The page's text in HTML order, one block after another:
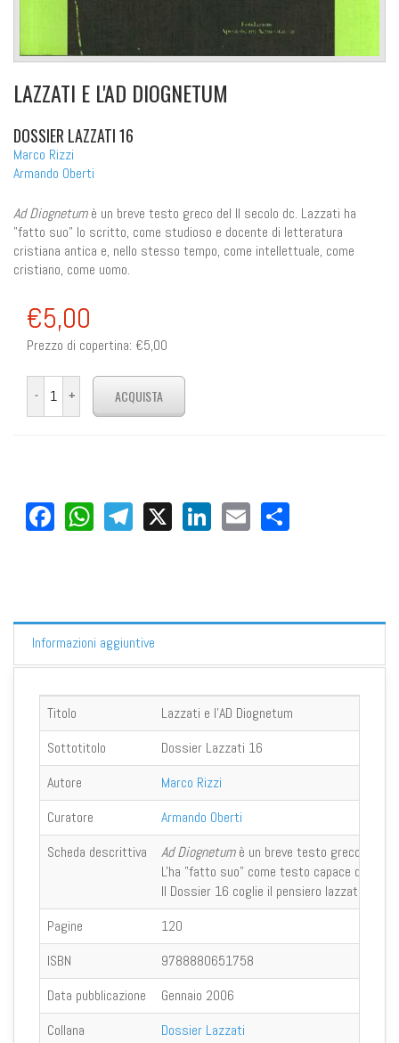
LAZZATI E L'AD DIOGNETUM
DOSSIER LAZZATI 16
Marco Rizzi
Armando Oberti
Ad Diognetumè un breve testo greco del II secolo dc. Lazzati ha
"fatto suo" lo scritto, come studioso e docente di letteratura
cristiana antica e, nello stesso tempo, come intellettuale, come
cristiano, come uomo.
€5,00
Prezzo di copertina: €5,00
Facebook
WhatsApp
Telegram
X LinkedIn
Email
Informazioni aggiuntive
Titolo
Lazzati e l'AD Diognetum
Sottotitolo
Dossier Lazzati 16
Autore
Marco Rizzi
Curatore
Armando Oberti
Scheda descrittiva
Ad Diognetumè un breve testo greco del II
L'ha "fatto suo" come testo capace di
Il Dossier 16 coglie il pensiero lazzatiano
Pagine
120
ISBN
9788880651758
Data pubblicazione
Gennaio 2006
Collana
Dossier Lazzati